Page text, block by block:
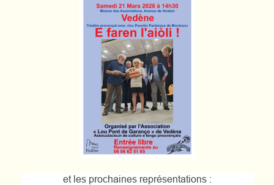
et les prochaines représentations :